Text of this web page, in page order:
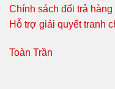
Chính sách đổi trả hàng
Hỗ trợ giải quyết tranh
Toàn Trần